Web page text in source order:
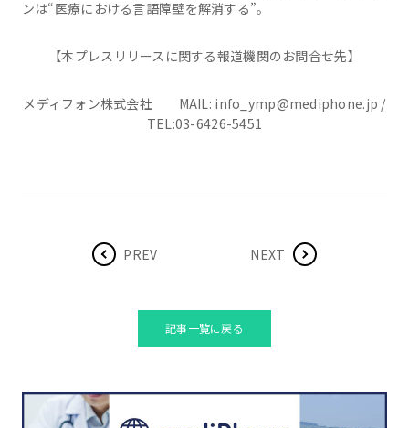
ンは“医療における言語障壁を解消する”。
【本プレスリリースに関する報道機関のお問合せ先】
メディフォン株式会社 MAIL: info_ymp@mediphone.jp /
TEL:03-6426-5451
PREV NEXT
記事一覧に戻る